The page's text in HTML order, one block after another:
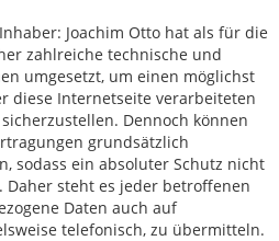
Joachim Otto hat als für die
zahlreiche technische und
umgesetzt, um einen möglichst
diese Internetseite verarbeiteten
Dennoch können
grundsätzlich
sodass ein absoluter Schutz nicht
steht es jeder betroffenen
Daten auch auf
telefonisch, zu übermitteln.